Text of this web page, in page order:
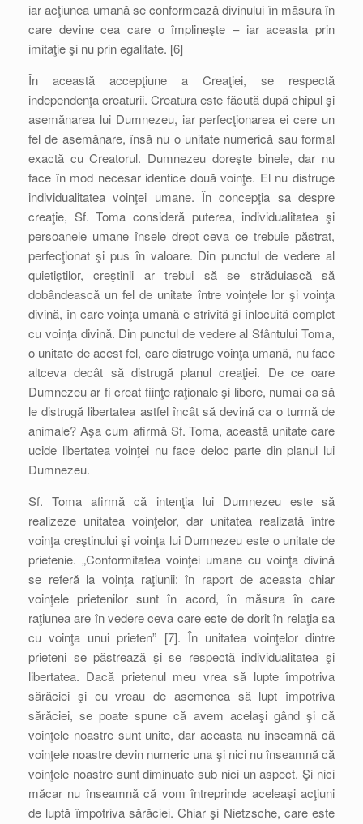
iar acţiunea umană se conformează divinului în măsura în
care devine cea care o împlineşte – iar aceasta prin
imitaţie şi nu prin egalitate. [6]
În această accepţiune a Creaţiei, se respectă
independenţa creaturii. Creatura este făcută după chipul şi
asemănarea lui Dumnezeu, iar perfecţionarea ei cere un
fel de asemănare, însă nu o unitate numerică sau formal
exactă cu Creatorul. Dumnezeu doreşte binele, dar nu
face în mod necesar identice două voinţe. El nu distruge
individualitatea voinţei umane. În concepţia sa despre
creaţie, Sf. Toma consideră puterea, individualitatea şi
persoanele umane însele drept ceva ce trebuie păstrat,
perfecţionat şi pus în valoare. Din punctul de vedere al
quietiştilor, creştinii ar trebui să se străduiască să
dobândească un fel de unitate între voinţele lor şi voinţa
divină, în care voinţa umană e strivită şi înlocuită complet
cu voinţa divină. Din punctul de vedere al Sfântului Toma,
o unitate de acest fel, care distruge voinţa umană, nu face
altceva decât să distrugă planul creaţiei. De ce oare
Dumnezeu ar fi creat fiinţe raţionale şi libere, numai ca să
le distrugă libertatea astfel încât să devină ca o turmă de
animale? Aşa cum afirmă Sf. Toma, această unitate care
ucide libertatea voinţei nu face deloc parte din planul lui
Dumnezeu.
Sf. Toma afirmă că intenţia lui Dumnezeu este să
realizeze unitatea voinţelor, dar unitatea realizată între
voinţa creştinului şi voinţa lui Dumnezeu este o unitate de
prietenie. „Conformitatea voinţei umane cu voinţa divină
se referă la voinţa raţiunii: în raport de aceasta chiar
voinţele prietenilor sunt în acord, în măsura în care
raţiunea are în vedere ceva care este de dorit în relaţia sa
cu voinţa unui prieten” [7]. În unitatea voinţelor dintre
prieteni se păstrează şi se respectă individualitatea şi
libertatea. Dacă prietenul meu vrea să lupte împotriva
sărăciei şi eu vreau de asemenea să lupt împotriva
sărăciei, se poate spune că avem acelaşi gând şi că
voinţele noastre sunt unite, dar aceasta nu înseamnă că
voinţele noastre devin numeric una şi nici nu înseamnă că
voinţele noastre sunt diminuate sub nici un aspect. Şi nici
măcar nu înseamnă că vom întreprinde aceleaşi acţiuni
de luptă împotriva sărăciei. Chiar şi Nietzsche, care este